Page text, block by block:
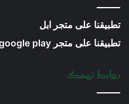
تطبيقنا على متجر ابل
تطبيقنا على متجر google play
روابط تهمك